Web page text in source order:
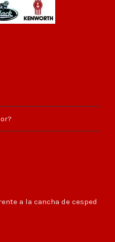
a la cancha de cesped